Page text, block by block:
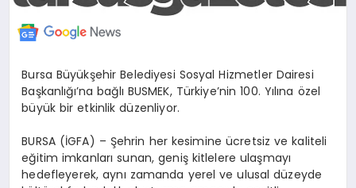
Bursa Büyükşehir Belediyesi Sosyal Hizmetler Dairesi
Başkanlığı’na bağlı BUSMEK, Türkiye’nin 100. Yılına özel
büyük bir etkinlik düzenliyor.
BURSA (İGFA) – Şehrin her kesimine ücretsiz ve kaliteli
eğitim imkanları sunan, geniş kitlelere ulaşmayı
hedefleyerek, aynı zamanda yerel ve ulusal düzeyde